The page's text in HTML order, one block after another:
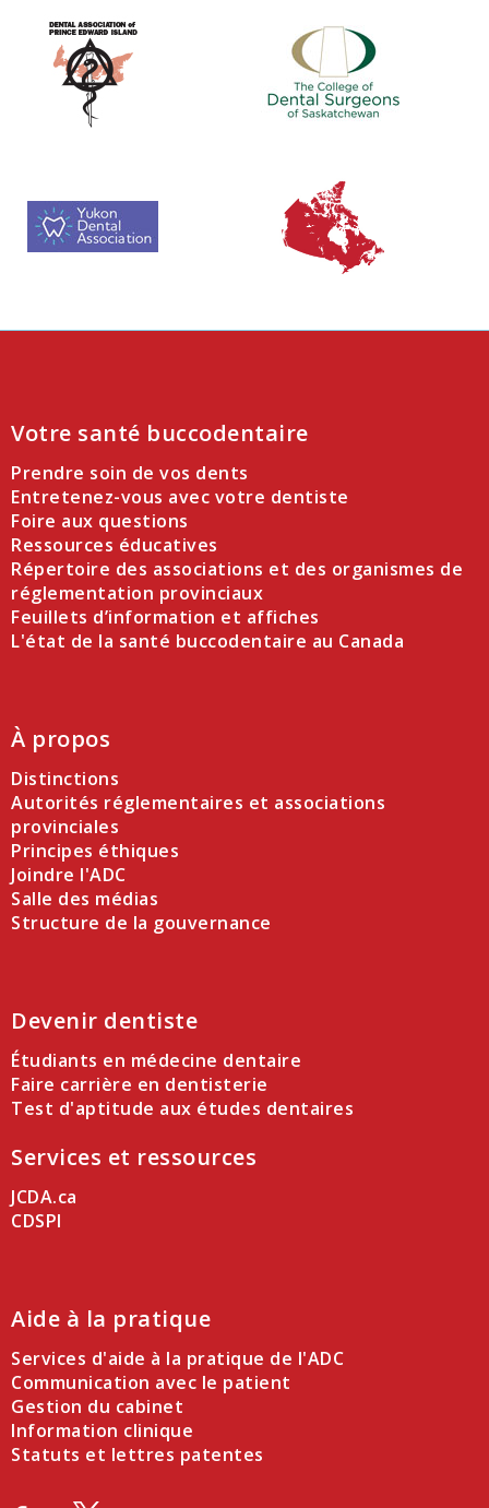
Votre santé buccodentaire
Prendre soin de vos dents
Entretenez-vous avec votre dentiste
Foire aux questions
Ressources éducatives
Répertoire des associations et des organismes de
réglementation provinciaux
Feuillets d’information et affiches
L'état de la santé buccodentaire au Canada
À propos
Distinctions
Autorités réglementaires et associations
provinciales
Principes éthiques
Joindre l'ADC
Salle des médias
Structure de la gouvernance
Devenir dentiste
Étudiants en médecine dentaire
Faire carrière en dentisterie
Test d'aptitude aux études dentaires
Services et ressources
JCDA.ca
CDSPI
Aide à la pratique
Services d'aide à la pratique de l'ADC
Communication avec le patient
Gestion du cabinet
Information clinique
Statuts et lettres patentes